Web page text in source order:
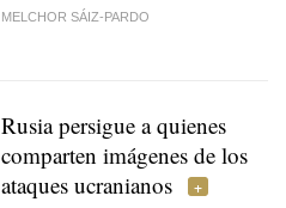
MELCHOR SÁIZ-PARDO
Rusia persigue a quienes
comparten imágenes de los
ataques ucranianos